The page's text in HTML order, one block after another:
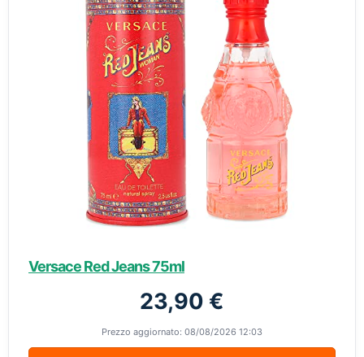
Versace Red Jeans 75ml
23,90 €
Prezzo aggiornato: 08/08/2026 12:03